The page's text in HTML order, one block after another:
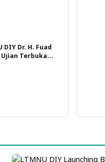
Dr. H. Fuad
Terbuka